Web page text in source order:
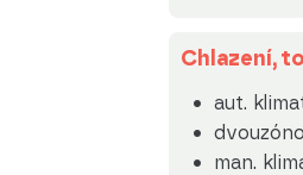
Chlazení,
aut.
man.